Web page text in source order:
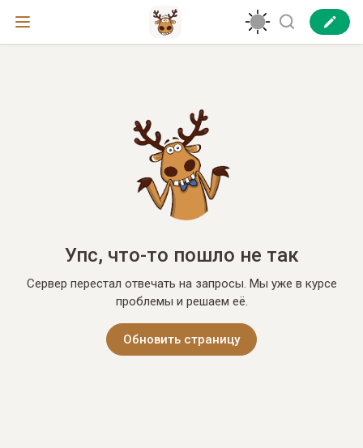
Упс, что-то пошло не так
Сервер перестал отвечать на запросы. Мы уже в курсе
проблемы и решаем её.
Обновить страницу